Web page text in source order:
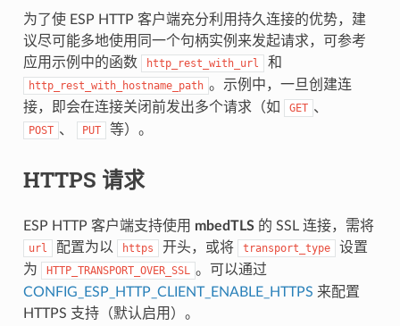
为了使 ESP HTTP 客户端充分利用持久连接的优势，建
议尽可能多地使用同一个句柄实例来发起请求，可参考
应用示例中的函数
http_rest_with_url 和
http_rest_with_hostname_path 。示例中，一旦创建连
接，即会在连接关闭前发出多个请求（如
GET 、
POST 、 PUT 等）。
HTTPS 请求
ESP HTTP 客户端支持使用 mbedTLS的 SSL 连接，需将
url 配置为以 https 开头，或将 transport_type
设置
为
HTTP_TRANSPORT_OVER_SSL 。可以通过
CONFIG_ESP_HTTP_CLIENT_ENABLE_HTTPS 来配置
HTTPS 支持（默认启用）。